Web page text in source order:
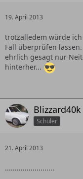
19. April 2013
trotzalledem würde
Fall überprüfen
ehrlich gesagt nur
hinterher...
Blizzard40k
Schüler
21. April 2013
.........................